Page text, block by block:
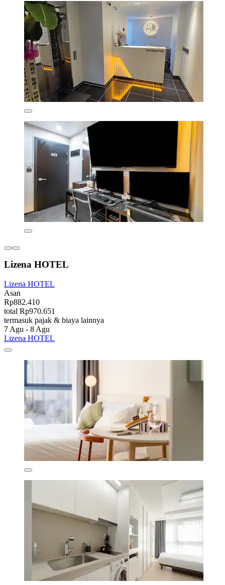
Lizena HOTEL
Lizena HOTEL
Asan
Rp882.410
total Rp970.651
termasuk pajak & biaya lainnya
7 Agu - 8 Agu
Lizena HOTEL